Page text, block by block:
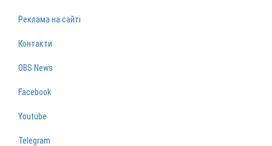
Реклама на сайті
Контакти
OBS News
Facebook
Youtube
Telegram